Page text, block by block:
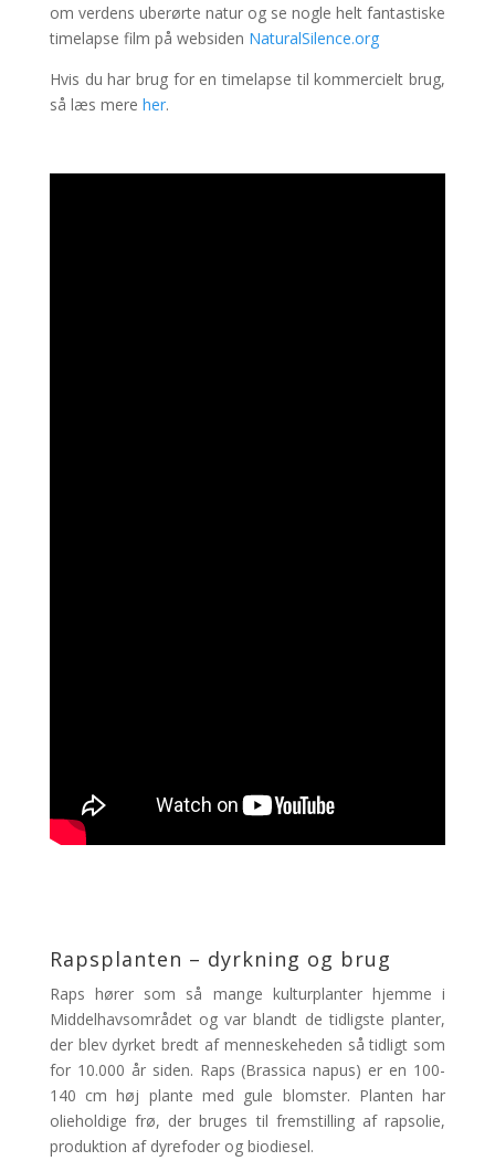
om verdens uberørte natur og se nogle helt fantastiske
timelapse film på websiden NaturalSilence.org
Hvis du har brug for en timelapse til kommercielt brug,
så læs mere her.
Rapsplanten – dyrkning og brug
Raps hører som så mange kulturplanter hjemme i
Middelhavsområdet og var blandt de tidligste planter,
der blev dyrket bredt af menneskeheden så tidligt som
for 10.000 år siden. Raps (Brassica napus) er en 100-
140 cm høj plante med gule blomster. Planten har
olieholdige frø, der bruges til fremstilling af rapsolie,
produktion af dyrefoder og biodiesel.